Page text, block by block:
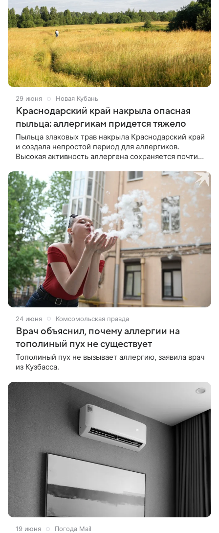
29 июня Новая Кубань
Краснодарский край накрыла опасная
пыльца: аллергикам придется тяжело
Пыльца злаковых трав накрыла Краснодарский край
и создала непростой период для аллергиков.
Высокая активность аллергена сохраняется почти
западные районы и побережье Черного моря от
Анапы до Геленджика.
24 июня Комсомольская правда
Врач объяснил, почему аллергии на
тополиный пух не существует
Тополиный пух не вызывает аллергию, заявила врач
из Кузбасса.
19 июня Погода Mail